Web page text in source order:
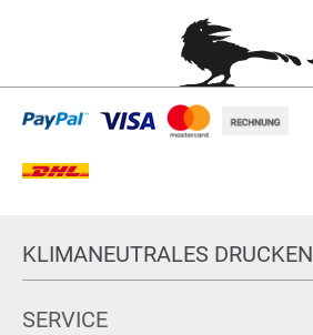
KLIMANEUTRALES DRUCKEN
SERVICE